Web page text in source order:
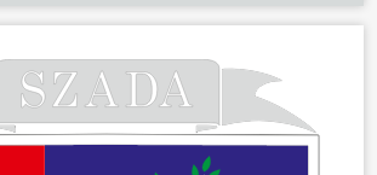
ÖNKORMÁNYZAT